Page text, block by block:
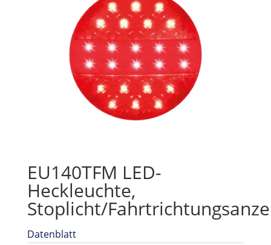
EU140TFM LED-
Heckleuchte,
Stoplicht/
Datenblatt